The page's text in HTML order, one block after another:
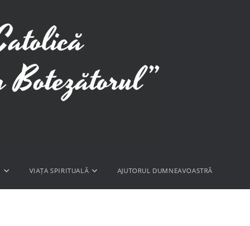
VIAȚA SPIRITUALĂ AJUTORUL DUMNEAVOASTRĂ